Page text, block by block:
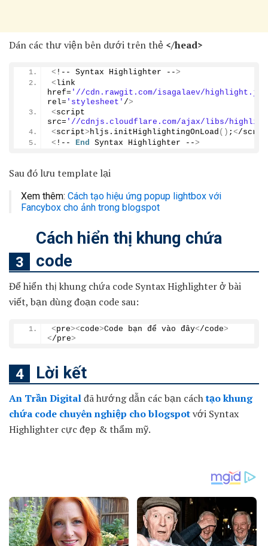
Dán các thư viện bên dưới trên thẻ </head>
< !-- Syntax Highlighter -->
<link
href= '//cdn.rawgit.com/isagalaev/highlight.js/
rel= 'stylesheet' />
<script
src= '//cdnjs.cloudflare.com/ajax/libs/
<script>hljs. initHighlightingOnLoad () ; </
< !-- End Syntax Highlighter -->
Sau đó lưu template lại
Xem thêm: Cách tạo hiệu ứng popup lightbox với
Fancybox cho ảnh trong blogspot
Cách hiển thị khung chứa
code
Để hiển thị khung chứa code Syntax Highlighter ở bài
viết, bạn dùng đoạn code sau:
<pre><code>Code bạn để vào đây</code>
</pre>
Lời kết
An Trần Digitalđã hướng dẫn các bạn cáchtạo khung
chứa code chuyên nghiệp cho blogspotvới Syntax
Highlighter cực đẹp & thẩm mỹ.